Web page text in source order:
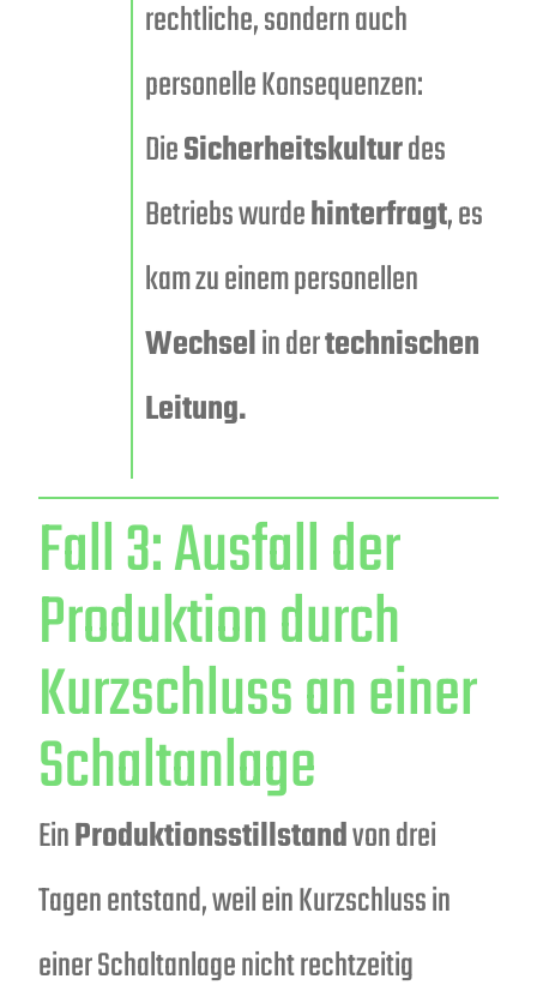
rechtliche, sondern auch
personelle Konsequenzen:
DieSicherheitskulturdes
Betriebs wurdehinterfragt, es
kam zu einem personellen
Wechselin dertechnischen
Leitung.
Fall 3: Ausfall der
Produktion durch
Kurzschluss an einer
Schaltanlage
EinProduktionsstillstandvon drei
Tagen entstand, weil ein Kurzschluss in
einer Schaltanlage nicht rechtzeitig